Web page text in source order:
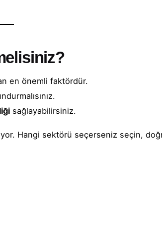
en önemli faktördür.
sağlayabilirsiniz.
Hangi sektörü seçerseniz seçin,